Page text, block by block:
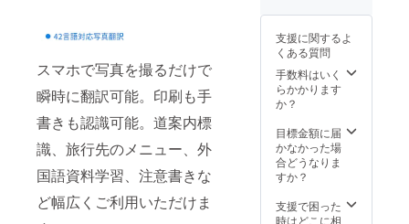
スマホで写真を撮るだけで
瞬時に翻訳可能。印刷も手
書きも認識可能。道案内標
識、旅行先のメニュー、外
国語資料学習、注意書きな
ど幅広くご利用いただけま
3 日本
説明書
×3 ※2色
からお
選びい
※オフラ
イン翻
訳機能
続的に
有効に
支援に関するよ
くある質問
手数料はいく
らかかります
か？
目標金額に届
かなかった場
合どうなりま
すか？
支援で困った
時はどこに相